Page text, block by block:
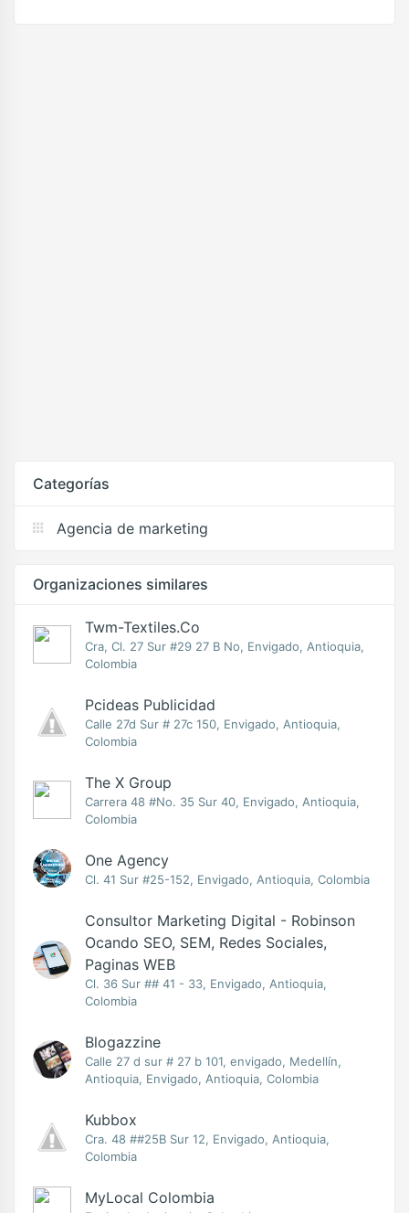
Categorías
Agencia de marketing
Organizaciones similares
Twm-Textiles.co
Cra, Cl. 27 Sur #29 27 B No, Envigado, Antioquia,
Colombia
Pcideas Publicidad
Calle 27d Sur # 27c 150, Envigado, Antioquia,
Colombia
The X Group
Carrera 48 #No. 35 Sur 40, Envigado, Antioquia,
Colombia
One Agency
Cl. 41 Sur #25-152, Envigado, Antioquia, Colombia
Consultor Marketing Digital - Robinson
Ocando SEO, SEM, Redes Sociales,
Paginas WEB
Cl. 36 Sur ## 41 - 33, Envigado, Antioquia,
Colombia
Blogazzine
Calle 27 d sur # 27 b 101, envigado, Medellín,
Antioquia, Envigado, Antioquia, Colombia
Kubbox
Cra. 48 ##25B Sur 12, Envigado, Antioquia,
Colombia
MyLocal Colombia